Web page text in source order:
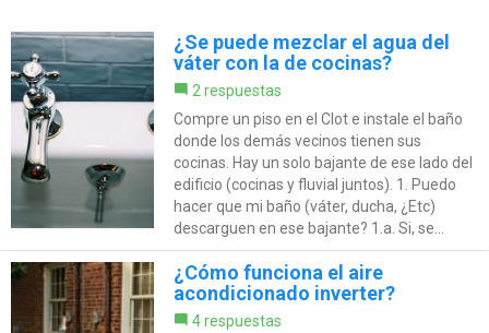
¿Se puede mezclar el agua del
váter con la de cocinas?
2 respuestas
Compre un piso en el Clot e instale el baño
donde los demás vecinos tienen sus
cocinas. Hay un solo bajante de ese lado del
edificio (cocinas y fluvial juntos). 1. Puedo
hacer que mi baño (váter, ducha, ¿Etc)
descarguen en ese bajante? 1.a. Si, se...
¿Cómo funciona el aire
acondicionado inverter?
4 respuestas